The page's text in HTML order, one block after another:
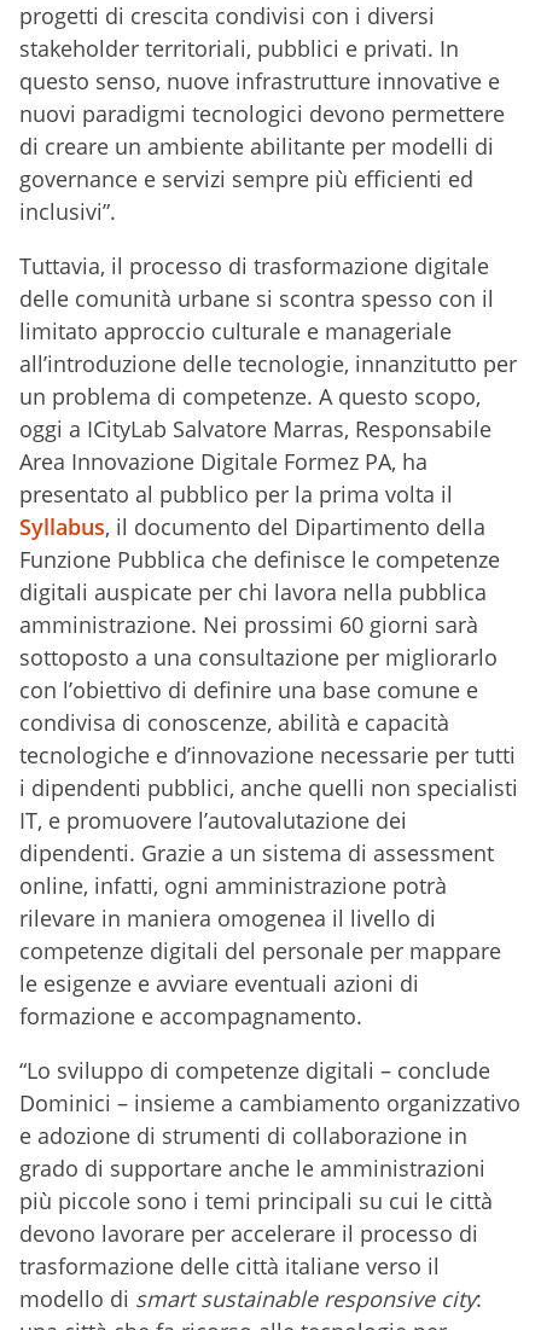
progetti di crescita condivisi con i diversi
stakeholder territoriali, pubblici e privati. In
questo senso, nuove infrastrutture innovative e
nuovi paradigmi tecnologici devono permettere
di creare un ambiente abilitante per modelli di
governance e servizi sempre più efficienti ed
inclusivi”.
Tuttavia, il processo di trasformazione digitale
delle comunità urbane si scontra spesso con il
limitato approccio culturale e manageriale
all’introduzione delle tecnologie, innanzitutto per
un problema di competenze. A questo scopo,
oggi a ICityLab Salvatore Marras, Responsabile
Area Innovazione Digitale Formez PA, ha
presentato al pubblico per la prima volta il
Syllabus, il documento del Dipartimento della
Funzione Pubblica che definisce le competenze
digitali auspicate per chi lavora nella pubblica
amministrazione. Nei prossimi 60 giorni sarà
sottoposto a una consultazione per migliorarlo
con l’obiettivo di definire una base comune e
condivisa di conoscenze, abilità e capacità
tecnologiche e d’innovazione necessarie per tutti
i dipendenti pubblici, anche quelli non specialisti
IT, e promuovere l’autovalutazione dei
dipendenti. Grazie a un sistema di assessment
online, infatti, ogni amministrazione potrà
rilevare in maniera omogenea il livello di
competenze digitali del personale per mappare
le esigenze e avviare eventuali azioni di
formazione e accompagnamento.
“Lo sviluppo di competenze digitali – conclude
Dominici – insieme a cambiamento organizzativo
e adozione di strumenti di collaborazione in
grado di supportare anche le amministrazioni
più piccole sono i temi principali su cui le città
devono lavorare per accelerare il processo di
trasformazione delle città italiane verso il
modello di smart sustainable responsive city: